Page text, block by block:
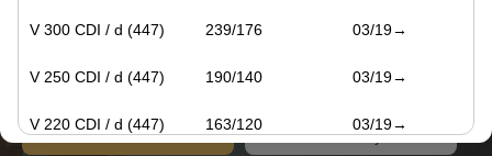
V 300 CDI / d (447) 239/176 03/19→
V 250 CDI / d (447) 190/140 03/19→
V 220 CDI / d (447) 163/120 03/19→
Санкт-Петербург
24 адресов станций
Записаться онлайн Стоимость обслуживания